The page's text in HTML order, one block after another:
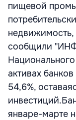
пищевой
недвижимость,
сообщили
активах
54,6%,
январе-марте